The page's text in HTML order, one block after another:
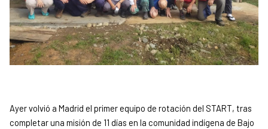
Ayer volvió a Madrid el primer equipo de rotación del START, tras
completar una misión de 11 días en la comunidad indígena de Bajo